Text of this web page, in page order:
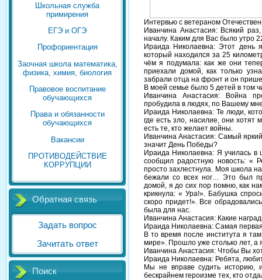
Школьная служба
примирения
ЕГЭ и ОГЭ
Профориентация
Заочная школа математика,
физика, химия, биология
Правовое воспитание
обучающихся
Права и обязанности
обучающихся
Вакансии
ПРОТИВОДЕЙСТВИЕ
КОРРУПЦИИ
Обратная связь
Задать вопрос
Зачитать ответ
Поиск
Интервью с ветераном
Иванчина Анастасия: Всякий
началу. Каким для Вас было утро
Ираида Николаевна: Этот день
который находился за 25
чём я подумала: как же они
приехали домой, как только
забрали отца на фронт и он
В моей семье было 5 детей в том
Иванчина Анастасия: Война
пробудила в людях, по Вашему
Ираида Николаевна: Те люди,
где есть зло, насилие, они хотят
есть те, кто желает войны.
Иванчина Анастасия: Самый
значит День Победы?
Ираида Николаевна: Я училась в
сообщил радостную новость: «
просто захлестнула. Моя школа
бежали со всех ног… Это был
домой, я до сих пор помню, как
крикнула: « Ура!». Бабушка
скоро придет!». Все
была для нас.
Иванчина Анастасия: Какие
Ираида Николаевна: Самая
В то время после института я
мире». Прошло уже столько лет, а
Иванчина Анастасия: Чтобы Вы
Ираида Николаевна: Ребята,
Мы не вправе судить
бескрайнем героизме тех, кто